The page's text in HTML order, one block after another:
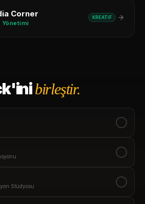
Corner
Yönetimi
KREATIF
birleştir.
Stüdyosu